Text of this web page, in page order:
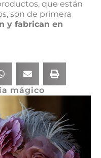
mágico
que están
son de primera
y fabrican en